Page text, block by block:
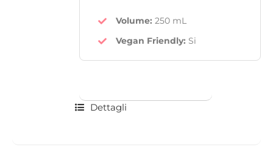
Volume: 250 mL
Vegan Friendly: Si
Dettagli